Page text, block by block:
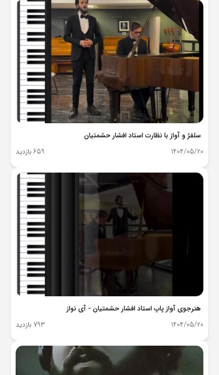
سلفژ و آواز با نظارت استاد افشار حشمتیان
659 بازدید
1404/05/20
هنرجوی آواز پاپ استاد افشار حشمتیان - آی نواز
793 بازدید
1404/05/20